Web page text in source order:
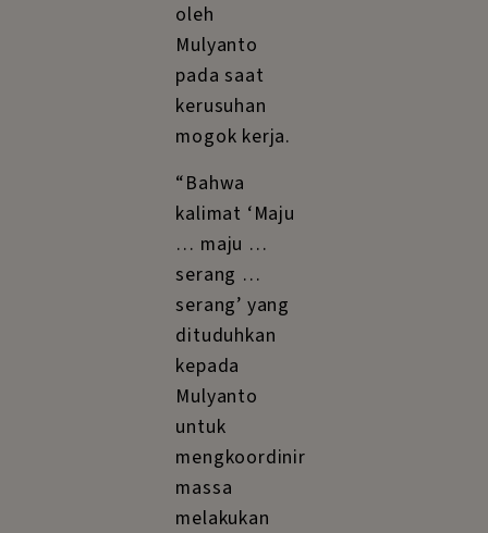
oleh
Mulyanto
pada saat
kerusuhan
mogok kerja.
“Bahwa
kalimat ‘Maju
… maju …
serang …
serang’ yang
dituduhkan
kepada
Mulyanto
untuk
mengkoordinir
massa
melakukan